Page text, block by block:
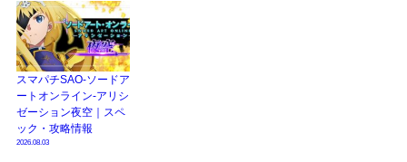
スマパチSAO-ソードア
ートオンライン-アリシ
ゼーション夜空｜スペ
ック・攻略情報
2026.08.03